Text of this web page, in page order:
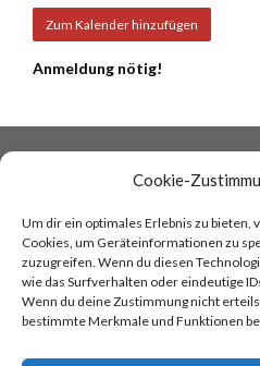
Cookie-
Um dir ein optimales Erlebnis zu bieten,
Cookies, um Geräteinformationen zu
zuzugreifen. Wenn du diesen
wie das Surfverhalten oder eindeutige
Wenn du deine Zustimmung nicht
bestimmte Merkmale und Funktionen
Anmeldung nötig!
Zum Kalender hinzufügen
DATENSCHUTZ
KONTAKT
TOP